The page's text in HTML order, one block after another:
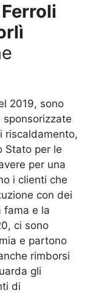
2019, sono
riscaldamento,
Stato per le
per una
i clienti che
con dei
fama e la
ci sono
e partono
rimborsi
gli
di